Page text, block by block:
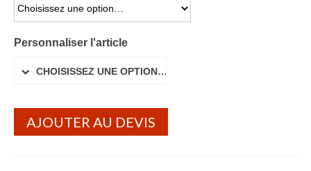
CHOISISSEZ UNE OPTION…
Personnaliser l'article
CHOISISSEZ UNE OPTION…
AJOUTER AU DEVIS